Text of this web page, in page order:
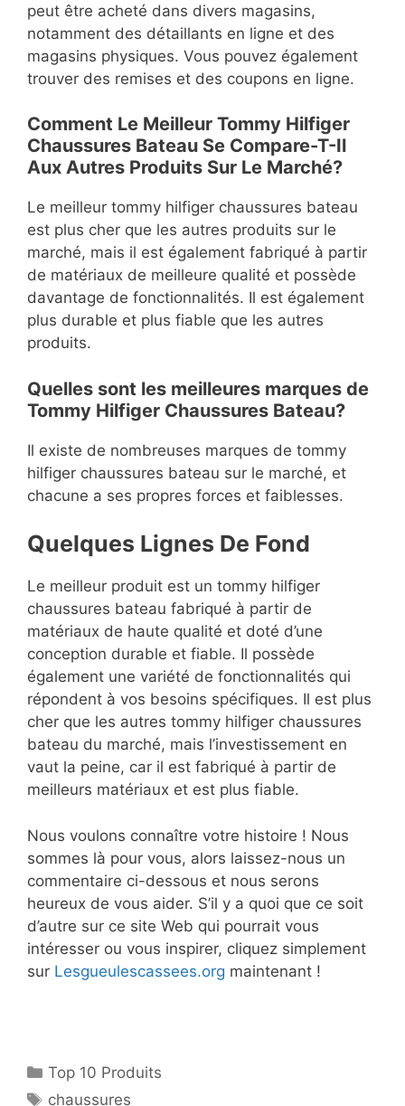
peut être acheté dans divers magasins,
notamment des détaillants en ligne et des
magasins physiques. Vous pouvez également
trouver des remises et des coupons en ligne.
Comment Le Meilleur Tommy Hilfiger
Chaussures Bateau Se Compare-T-Il
Aux Autres Produits Sur Le Marché?
Le meilleur tommy hilfiger chaussures bateau
est plus cher que les autres produits sur le
marché, mais il est également fabriqué à partir
de matériaux de meilleure qualité et possède
davantage de fonctionnalités. Il est également
plus durable et plus fiable que les autres
produits.
Quelles sont les meilleures marques de
Tommy Hilfiger Chaussures Bateau?
Il existe de nombreuses marques de tommy
hilfiger chaussures bateau sur le marché, et
chacune a ses propres forces et faiblesses.
Quelques Lignes De Fond
Le meilleur produit est un tommy hilfiger
chaussures bateau fabriqué à partir de
matériaux de haute qualité et doté d’une
conception durable et fiable. Il possède
également une variété de fonctionnalités qui
répondent à vos besoins spécifiques. Il est plus
cher que les autres tommy hilfiger chaussures
bateau du marché, mais l’investissement en
vaut la peine, car il est fabriqué à partir de
meilleurs matériaux et est plus fiable.
Nous voulons connaître votre histoire ! Nous
sommes là pour vous, alors laissez-nous un
commentaire ci-dessous et nous serons
heureux de vous aider. S’il y a quoi que ce soit
d’autre sur ce site Web qui pourrait vous
intéresser ou vous inspirer, cliquez simplement
sur Lesgueulescassees.org maintenant !
Top 10 Produits
chaussures